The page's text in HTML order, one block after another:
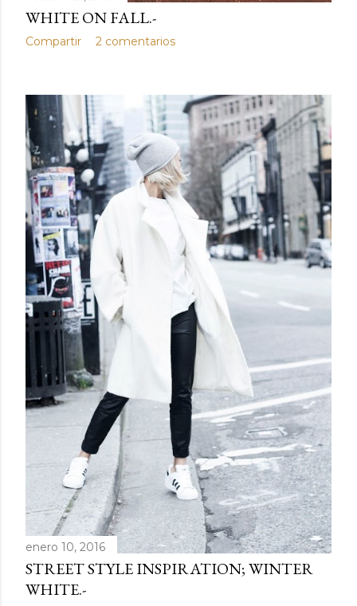
WHITE ON FALL.-
Compartir 2 comentarios
enero 10, 2016
STREET STYLE INSPIRATION; WINTER
WHITE.-